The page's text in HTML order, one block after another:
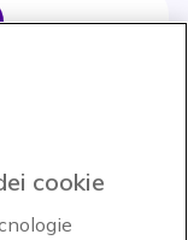
cookie